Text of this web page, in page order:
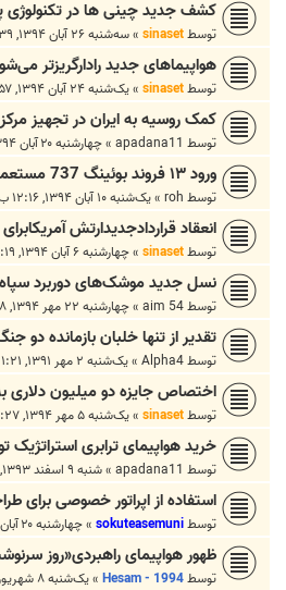
کشف جدید چینی ها در تکنولوژی
توسطsinaset
»سه‌شنبه ۲۶ آبان ۱۳۹۴, ۲:۳۹ ب.ظ
هواپیماهای جدید رادارگریزتر
توسطsinaset
»یک‌شنبه ۲۴ آبان ۱۳۹۴, ۱۰:۵۷ ق.ظ
کمک روسیه به ایران در تجهیز مرکز
توسط apadana11
»چهارشنبه ۲۰ آبان ۱۳۹۴, ۳:۳۴ ب.ظ
ورود ۱۳ فروند بوئینگ‌ 737 مستعمل برای خطوط داخلی
توسط roh
»یک‌شنبه ۱۰ آبان ۱۳۹۴, ۱۲:۱۶ ب.ظ
انعقاد قراردادجدیدارتش
توسطsinaset
»چهارشنبه ۶ آبان ۱۳۹۴, ۱:۱۹ ب.ظ
نسل جدید موشک‌های دوربرد
توسطaim 54
»چهارشنبه ۲۲ مهر ۱۳۹۴, ۱:۵۸ ب.ظ
تقدیر از تنها خلبان بازمانده دو
توسطAlpha4
»یک‌شنبه ۲ مهر ۱۳۹۱, ۱:۲۱ ب.ظ
اختصاص جایزه دو میلیون دلاری
توسطsinaset
»یک‌شنبه ۵ مهر ۱۳۹۴, ۱۱:۲۷ ق.ظ
خرید هواپیمای ترابری استراتژیک
توسط apadana11
»شنبه ۹ اسفند ۱۳۹۳, ۴:۲۰ ب.ظ
استفاده از اپراتور خصوصی برای
توسطsokuteasemuni
»چهارشنبه ۲۰ آبان ۱۳۸۸, ۳:۳۶ ب.ظ
ظهور هواپیمای راهبردی«روز
توسطHesam - 1994
»یک‌شنبه ۸ شهریور ۱۳۹۴, ۴:۵۲ ب.ظ